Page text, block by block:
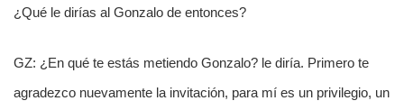
¿Qué le dirías al Gonzalo de entonces?
GZ: ¿En qué te estás metiendo Gonzalo? le diría. Primero te
agradezco nuevamente la invitación, para mí es un privilegio, un